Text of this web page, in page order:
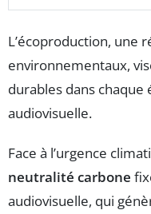
L’écoproduction, une
environnementaux,
durables dans
audiovisuelle.
Face à l’urgence
neutralité carbone
audiovisuelle, qui